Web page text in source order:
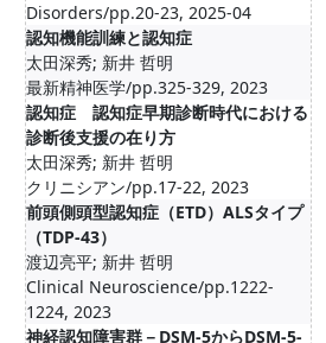
Disorders/pp.20-23, 2025-04
認知機能訓練と認知症
太田深秀; 新井 哲明
最新精神医学/pp.325-329, 2023
認知症 認知症早期診断時代における
診断後支援の在り方
太田深秀; 新井 哲明
クリニシアン/pp.17-22, 2023
前頭側頭型認知症（ETD）ALSタイプ
（TDP-43）
渡辺亮平; 新井 哲明
Clinical Neuroscience/pp.1222-
1224, 2023
神経認知障害群－DSM-5からDSM-5-